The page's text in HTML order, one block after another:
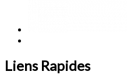
Liens Rapides